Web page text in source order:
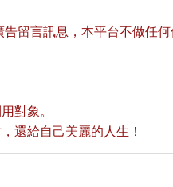
留言訊息，本平台不做任
對象。
還給自己美麗的人生！